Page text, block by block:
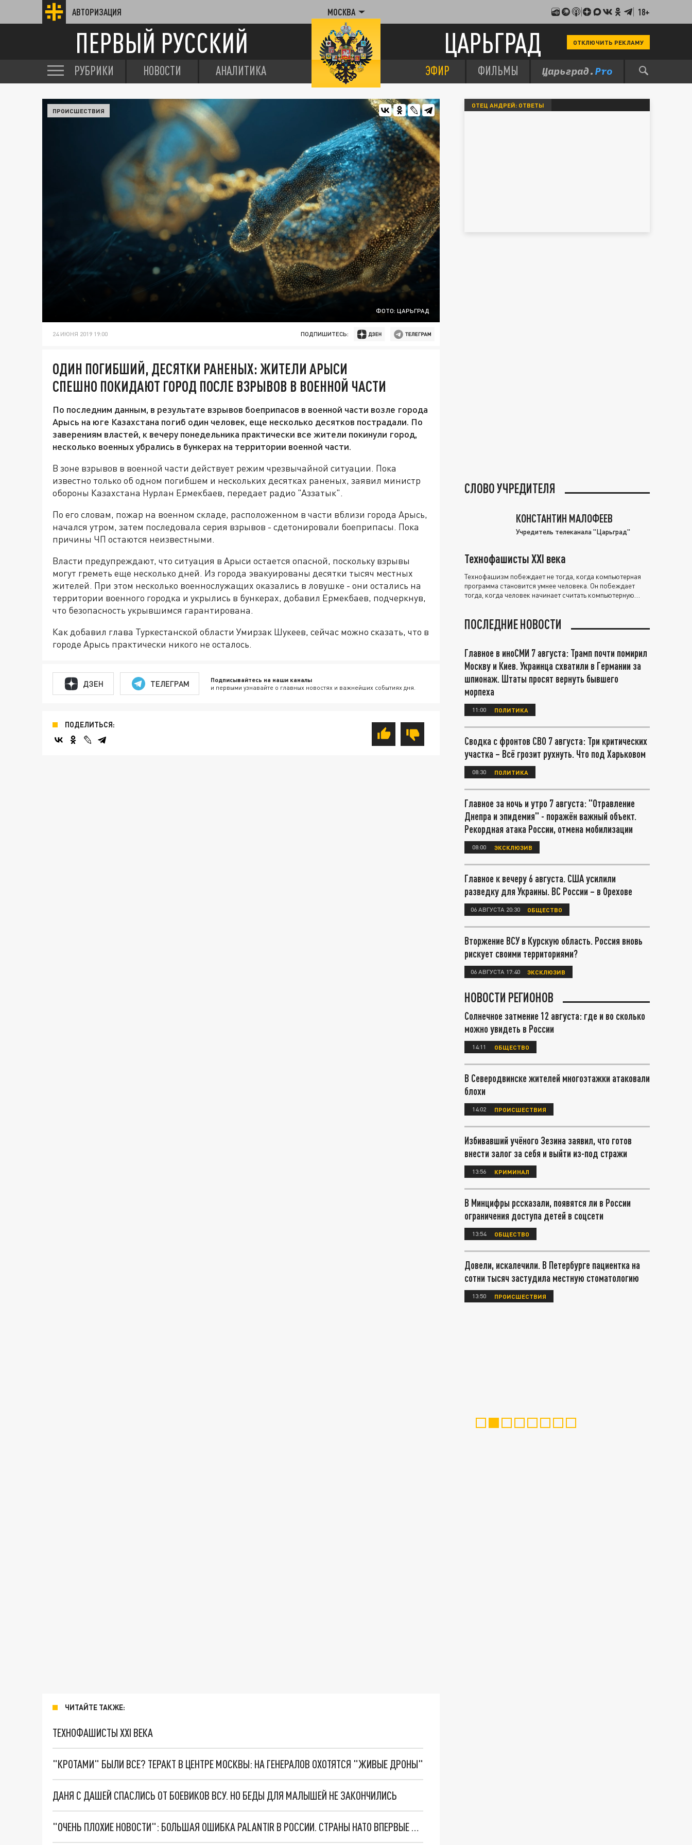
АВТОРИЗАЦИЯ МОСКВА 18+
ПЕРВЫЙ РУССКИЙ ЦАРЬГРАД ОТКЛЮЧИТЬ РЕКЛАМУ
РУБРИКИ НОВОСТИ АНАЛИТИКА ЭФИР ФИЛЬМЫ
ФОТО: ЦАРЬГРАД
ПРОИСШЕСТВИЯ
24 ИЮНЯ 2019 19:00 ПОДПИШИТЕСЬ:
ОДИН ПОГИБШИЙ, ДЕСЯТКИ РАНЕНЫХ: ЖИТЕЛИ АРЫСИ
СПЕШНО ПОКИДАЮТ ГОРОД ПОСЛЕ ВЗРЫВОВ В ВОЕННОЙ ЧАСТИ
По последним данным, в результате взрывов боеприпасов в военной части возле города
Арысь на юге Казахстана погиб один человек, еще несколько десятков пострадали. По
заверениям властей, к вечеру понедельника практически все жители покинули город,
несколько военных убрались в бункерах на территории военной части.
В зоне взрывов в военной части действует режим чрезвычайной ситуации. Пока
известно только об одном погибшем и нескольких десятках раненых, заявил министр
обороны Казахстана Нурлан Ермекбаев, передает радио "Аззатык".
По его словам, пожар на военном складе, расположенном в части вблизи города Арысь,
начался утром, затем последовала серия взрывов - сдетонировали боеприпасы. Пока
причины ЧП остаются неизвестными.
Власти предупреждают, что ситуация в Арыси остается опасной, поскольку взрывы
могут греметь еще несколько дней. Из города эвакуированы десятки тысяч местных
жителей. При этом несколько военнослужащих оказались в ловушке - они остались на
территории военного городка и укрылись в бункерах, добавил Ермекбаев, подчеркнув,
что безопасность укрывшимся гарантирована.
Как добавил глава Туркестанской области Умирзак Шукеев, сейчас можно сказать, что в
городе Арысь практически никого не осталось.
ДЗЕН ТЕЛЕГРАМ Подписывайтесь на наши каналы
и первыми узнавайте о главных новостях и важнейших событиях дня.
ПОДЕЛИТЬСЯ:
ЧИТАЙТЕ ТАКЖЕ:
ТЕХНОФАШИСТЫ XXI ВЕКА
"КРОТАМИ" БЫЛИ ВСЕ? ТЕРАКТ В ЦЕНТРЕ МОСКВЫ: НА ГЕНЕРАЛОВ ОХОТЯТСЯ "ЖИВЫЕ ДРОНЫ"
ДАНЯ С ДАШЕЙ СПАСЛИСЬ ОТ БОЕВИКОВ ВСУ. НО БЕДЫ ДЛЯ МАЛЫШЕЙ НЕ ЗАКОНЧИЛИСЬ
"ОЧЕНЬ ПЛОХИЕ НОВОСТИ": БОЛЬШАЯ ОШИБКА PALANTIR В РОССИИ. СТРАНЫ НАТО ВПЕРВЫЕ ЗА СВО ОСТАНОВИЛИ ПОСТАВКИ ОРУЖИЯ. ВСУ ТЕРЯЮТ ПРИГРАНИЧЬЕ?
ОТЕЦ АНДРЕЙ: ОТВЕТЫ
СЛОВО УЧРЕДИТЕЛЯ
КОНСТАНТИН МАЛОФЕЕВ
Учредитель телеканала "Царьград"
Технофашисты XXI века
Технофашизм побеждает не тогда, когда компьютерная
программа становится умнее человека. Он побеждает
тогда, когда человек начинает считать компьютерную
ПОСЛЕДНИЕ НОВОСТИ
Главное в иноСМИ 7 августа: Трамп почти помирил
Москву и Киев. Украинца схватили в Германии за
шпионаж. Штаты просят вернуть бывшего
морпеха
11:00 ПОЛИТИКА
Сводка с фронтов СВО 7 августа: Три критических
участка – Всё грозит рухнуть. Что под Харьковом
08:30 ПОЛИТИКА
Главное за ночь и утро 7 августа: "Отравление
Днепра и эпидемия" - поражён важный объект.
Рекордная атака России, отмена мобилизации
08:00 ЭКСКЛЮЗИВ
Главное к вечеру 6 августа. США усилили
разведку для Украины. ВС России – в Орехове
06 АВГУСТА 20:30 ОБЩЕСТВО
Вторжение ВСУ в Курскую область. Россия вновь
рискует своими территориями?
06 АВГУСТА 17:40 ЭКСКЛЮЗИВ
НОВОСТИ РЕГИОНОВ
Солнечное затмение 12 августа: где и во сколько
можно увидеть в России
14:11 ОБЩЕСТВО
В Северодвинске жителей многоэтажки атаковали
блохи
14:02 ПРОИСШЕСТВИЯ
Избивавший учёного Зезина заявил, что готов
внести залог за себя и выйти из-под стражи
13:56 КРИМИНАЛ
В Минцифры рссказали, появятся ли в России
ограничения доступа детей в соцсети
13:54 ОБЩЕСТВО
Довели, искалечили. В Петербурге пациентка на
сотни тысяч застудила местную стоматологию
13:50 ПРОИСШЕСТВИЯ